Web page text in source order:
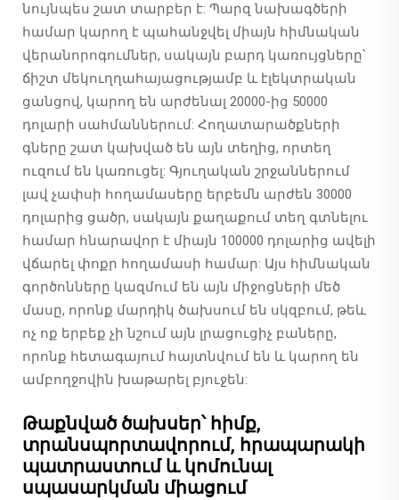
նույնպես շատ տարբեր է: Պարզ նախագծերի
համար կարող է պահանջվել միայն հիմնական
վերանորոգումներ, սակայն բարդ կառույցները՝
ճիշտ մեկուղղահայացությամբ և էլեկտրական
ցանցով, կարող են արժենալ 20000-ից 50000
դոլարի սահմաններում: Հողատարածքների
գները շատ կախված են այն տեղից, որտեղ
ուզում են կառուցել: Գյուղական շրջաններում
լավ չափսի հողամասերը երբեմն արժեն 30000
դոլարից ցածր, սակայն քաղաքում տեղ գտնելու
համար հնարավոր է միայն 100000 դոլարից ավելի
վճարել փոքր հողամասի համար: Այս հիմնական
գործոնները կազմում են այն միջոցների մեծ
մասը, որոնք մարդիկ ծախսում են սկզբում, թեև
ոչ ոք երբեք չի նշում այն լրացուցիչ բաները,
որոնք հետագայում հայտնվում են և կարող են
ամբողջովին խաթարել բյուջեն:
Թաքնված ծախսեր՝ հիմք,
տրանսպորտավորում, հրապարակի
պատրաստում և կոմունալ
սպասարկման միացում